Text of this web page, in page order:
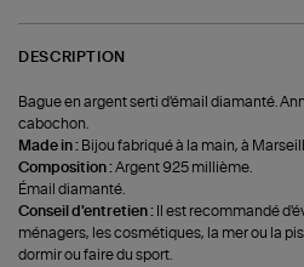
DESCRIPTION
Bague en argent serti d'émail diamanté.
cabochon.
Made in : Bijou fabriqué à la main, à
Composition :Argent 925 millième.
Émail diamanté.
Conseil d'entretien :
Il est recommandé
ménagers, les cosmétiques, la mer ou la
dormir ou faire du sport.